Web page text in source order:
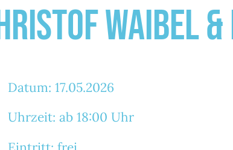
Waibel
Datum: 17.05.2026
Uhrzeit: ab 18:00 Uhr